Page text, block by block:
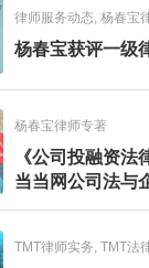
律师服务动态, 杨春宝
杨春宝获评一级
杨春宝律师专著
《公司投融资法
当当网公司法与
畅销图书榜
TMT律师实务, TMT法